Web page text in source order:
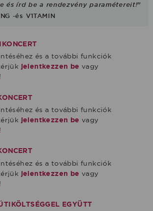
és írd be a rendezvény paramétereit!”
-és V1TAMIN
és a további funkciók
jelentkezzen be vagy
és a további funkciók
jelentkezzen be vagy
és a további funkciók
jelentkezzen be vagy
EGYÜTT